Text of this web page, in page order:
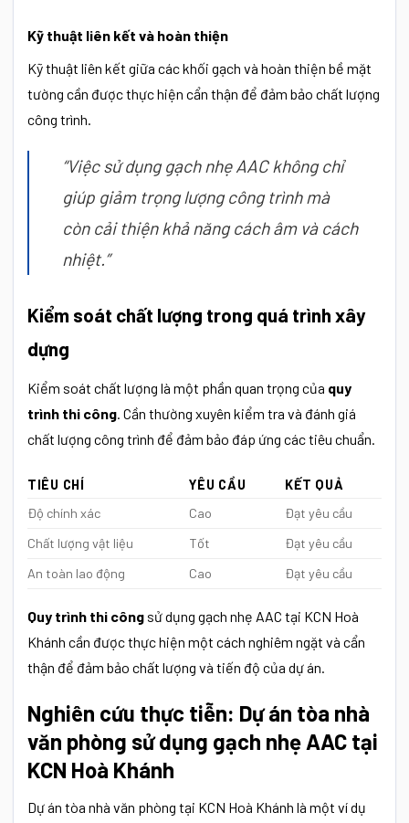
Kỹ thuật liên kết và hoàn thiện
Kỹ thuật liên kết giữa các khối gạch và hoàn thiện bề mặt
tường cần được thực hiện cẩn thận để đảm bảo chất lượng
công trình.
“Việc sử dụng gạch nhẹ AAC không chỉ
giúp giảm trọng lượng công trình mà
còn cải thiện khả năng cách âm và cách
nhiệt.”
Kiểm soát chất lượng trong quá trình xây
dựng
Kiểm soát chất lượng là một phần quan trọng của quy
trình thi công . Cần thường xuyên kiểm tra và đánh giá
chất lượng công trình để đảm bảo đáp ứng các tiêu chuẩn.
TIÊU CHÍ YÊU CẦU
KẾT QUẢ
Độ chính xác
Cao
Đạt yêu cầu
Chất lượng vật liệu
Tốt
Đạt yêu cầu
An toàn lao động
Cao Đạt yêu cầu
Quy trình thi công sử dụng gạch nhẹ AAC tại KCN Hoà
Khánh cần được thực hiện một cách nghiêm ngặt và cẩn
thận để đảm bảo chất lượng và tiến độ của dự án.
Nghiên cứu thực tiễn: Dự án tòa nhà
văn phòng sử dụng gạch nhẹ AAC tại
KCN Hoà Khánh
Dự án tòa nhà văn phòng tại KCN Hoà Khánh là một ví dụ